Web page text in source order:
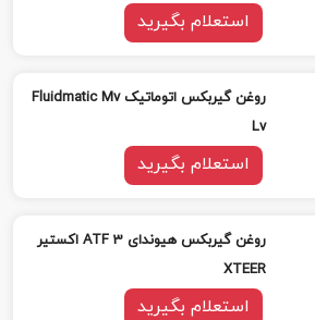
استعلام بگیرید
روغن گیربکس اتوماتیک Fluidmatic Mv
Lv
استعلام بگیرید
روغن گیربکس هیوندای ATF 3 اکستیر
XTEER
استعلام بگیرید